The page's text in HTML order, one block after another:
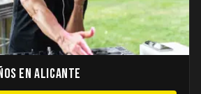
en Alicante